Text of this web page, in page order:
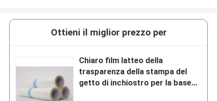
Ottieni il miglior prezzo per
Chiaro film latteo della
trasparenza della stampa del
getto di inchiostro per la base